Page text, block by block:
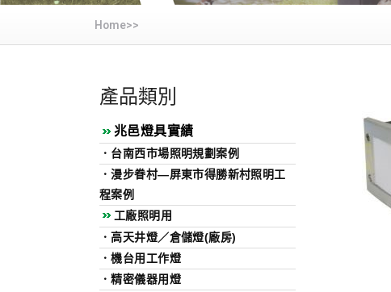
Home>>
產品類別
兆邑燈具實績
． 台南西市場照明規劃案例
．漫步眷村—屏東市得勝新村照明工
程案例
工廠照明用
．高天井燈／倉儲燈(廠房)
．機台用工作燈
．精密儀器用燈